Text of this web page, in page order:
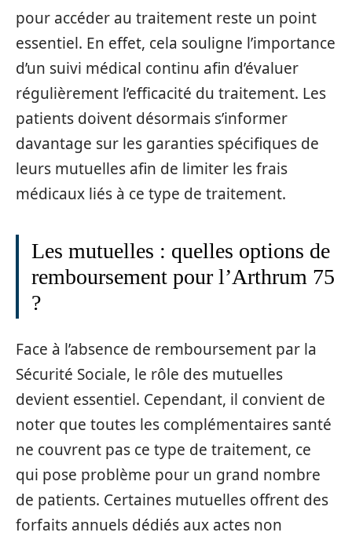
pour accéder au traitement reste un point
essentiel. En effet, cela souligne l’importance
d’un suivi médical continu afin d’évaluer
régulièrement l’efficacité du traitement. Les
patients doivent désormais s’informer
davantage sur les garanties spécifiques de
leurs mutuelles afin de limiter les frais
médicaux liés à ce type de traitement.
Les mutuelles : quelles options de
remboursement pour l’Arthrum 75
?
Face à l’absence de remboursement par la
Sécurité Sociale, le rôle des mutuelles
devient essentiel. Cependant, il convient de
noter que toutes les complémentaires santé
ne couvrent pas ce type de traitement, ce
qui pose problème pour un grand nombre
de patients. Certaines mutuelles offrent des
forfaits annuels dédiés aux actes non